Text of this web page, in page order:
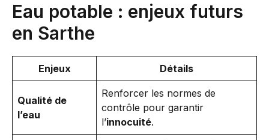
Eau potable : enjeux futurs
en Sarthe
Enjeux Détails
Qualité de
l’eau
Renforcer les normes de
contrôle pour garantir
l’innocuité.